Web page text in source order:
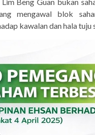
mengawal blok
kawalan dan hala